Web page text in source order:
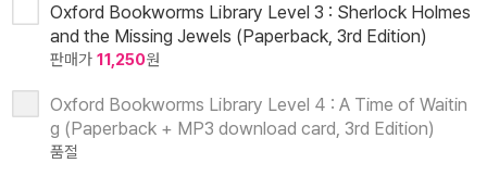
Oxford Bookworms Library Level 3 : Sherlock Holmes
and the Missing Jewels (Paperback, 3rd Edition)
판매가 11,250원
Oxford Bookworms Library Level 4 : A Time of Waitin
g (Paperback + MP3 download card, 3rd Edition)
품절